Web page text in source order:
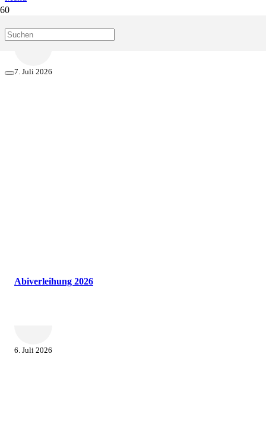
Blog
7. Juli 2026
Abiverleihung 2026
6. Juli 2026